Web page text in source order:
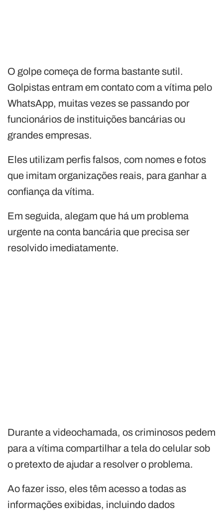
O golpe começa de forma bastante sutil.
Golpistas entram em contato com a vítima pelo
WhatsApp, muitas vezes se passando por
funcionários de instituições bancárias ou
grandes empresas.
Eles utilizam perfis falsos, com nomes e fotos
que imitam organizações reais, para ganhar a
confiança da vítima.
Em seguida, alegam que há um problema
urgente na conta bancária que precisa ser
resolvido imediatamente.
Durante a videochamada, os criminosos pedem
para a vítima compartilhar a tela do celular sob
o pretexto de ajudar a resolver o problema.
Ao fazer isso, eles têm acesso a todas as
informações exibidas, incluindo dados